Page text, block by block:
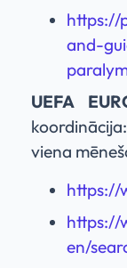
https://
and-
UEFA
viena
https://
https://
en/